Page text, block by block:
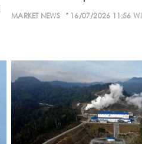
MARKET NEWS · 16/07/2026 11:56